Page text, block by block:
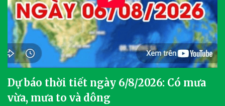
Dự báo thời tiết ngày 6/8/2026: Có mưa
vừa, mưa to và dông